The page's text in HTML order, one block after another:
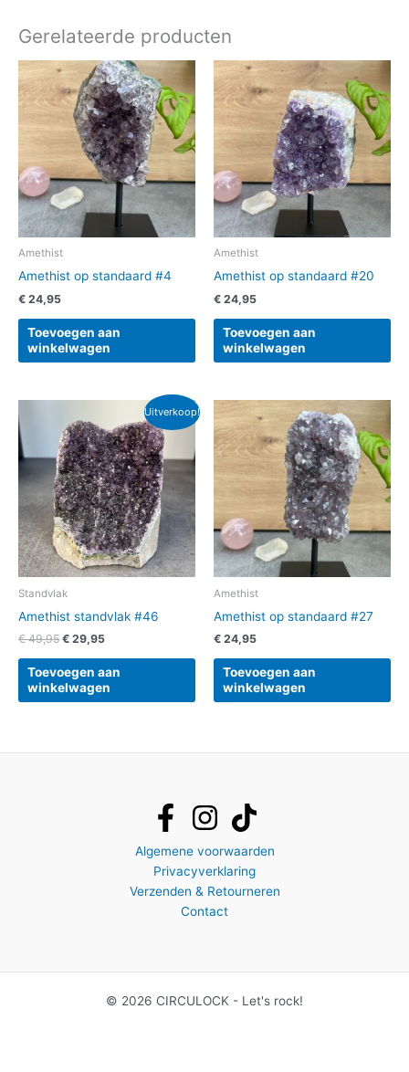
Gerelateerde producten
Amethist
Amethist op standaard #4
€ 24,95
Toevoegen aan
winkelwagen
Amethist
Amethist op standaard #20
€ 24,95
Toevoegen aan
winkelwagen
Uitverkoop!
Standvlak
Amethist standvlak #46
€49,95
Oorspronkelijke
prijs
was:
€ 49,95.
€ 29,95
Huidige
is:
€ 29,95.
Toevoegen aan
winkelwagen
Amethist
Amethist op standaard #27
€ 24,95
Toevoegen aan
winkelwagen
Algemene voorwaarden
Privacyverklaring
Verzenden & Retourneren
Contact
© 2026 CIRCULOCK - Let's rock!